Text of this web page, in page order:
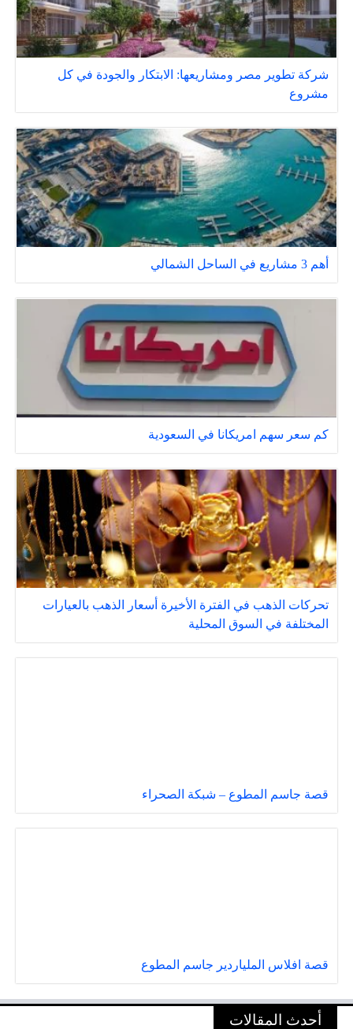
شركة تطوير مصر ومشاريعها: الابتكار والجودة في كل
مشروع
أهم 3 مشاريع في الساحل الشمالي
كم سعر سهم امريكانا في السعودية
تحركات الذهب في الفترة الأخيرة أسعار الذهب بالعيارات
المختلفة في السوق المحلية
قصة جاسم المطوع – شبكة الصحراء
قصة افلاس الملياردير جاسم المطوع
أحدث المقالات